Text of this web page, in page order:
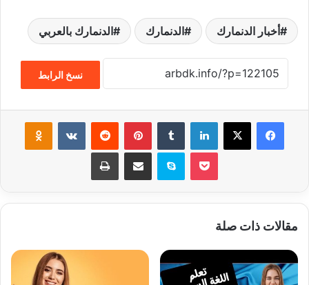
أخبار الدنمارك الدنمارك الدنمارك بالعربي
نسخ الرابط
فيسبوك لينكدإن بينتيريست
سكايب
مقالات ذات صلة